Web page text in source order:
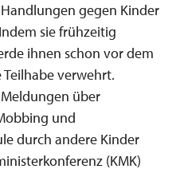
gegen Kinder
sie frühzeitig
ihnen schon vor dem
verwehrt.
über
und
durch andere Kinder
(KMK)